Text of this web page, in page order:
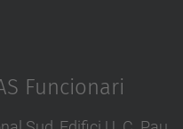
Funcionari